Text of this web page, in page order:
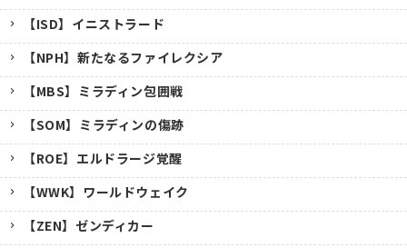
【ISD】イニストラード
【NPH】新たなるファイレクシア
【MBS】ミラディン包囲戦
【SOM】ミラディンの傷跡
【ROE】エルドラージ覚醒
【WWK】ワールドウェイク
【ZEN】ゼンディカー